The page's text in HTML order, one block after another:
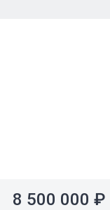
8 500 000 ₽